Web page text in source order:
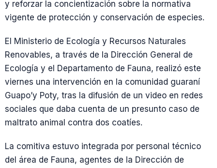
y reforzar la concientización sobre la normativa
vigente de protección y conservación de especies.
El Ministerio de Ecología y Recursos Naturales
Renovables, a través de la Dirección General de
Ecología y el Departamento de Fauna, realizó este
viernes una intervención en la comunidad guaraní
Guapo’y Poty, tras la difusión de un video en redes
sociales que daba cuenta de un presunto caso de
maltrato animal contra dos coatíes.
La comitiva estuvo integrada por personal técnico
del área de Fauna, agentes de la Dirección de